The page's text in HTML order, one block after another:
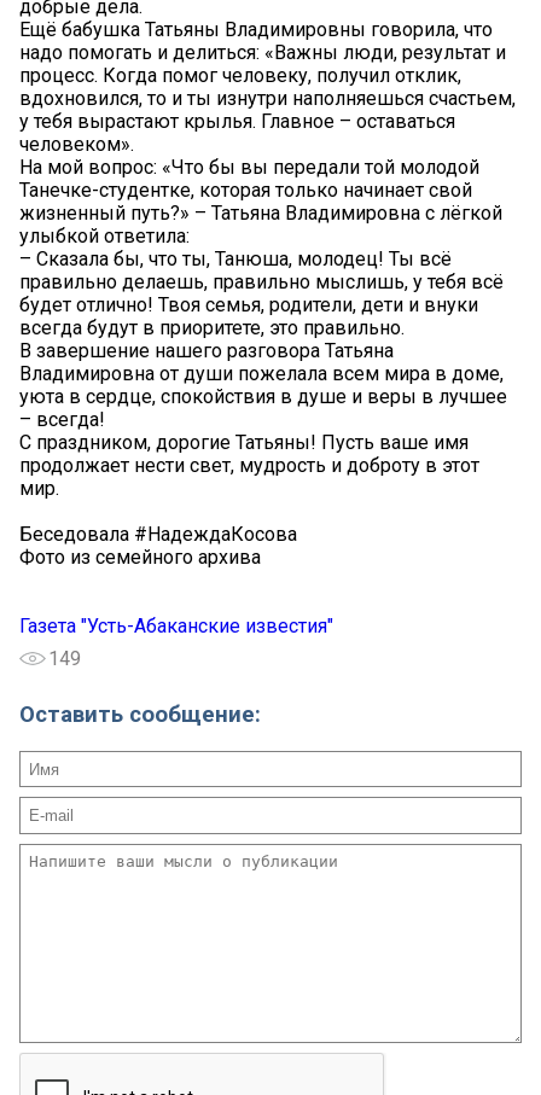
добрые дела.
Ещё бабушка Татьяны Владимировны говорила, что
надо помогать и делиться: «Важны люди, результат и
процесс. Когда помог человеку, получил отклик,
вдохновился, то и ты изнутри наполняешься счастьем,
у тебя вырастают крылья. Главное – оставаться
человеком».
На мой вопрос: «Что бы вы передали той молодой
Танечке-студентке, которая только начинает свой
жизненный путь?» – Татьяна Владимировна с лёгкой
улыбкой ответила:
– Сказала бы, что ты, Танюша, молодец! Ты всё
правильно делаешь, правильно мыслишь, у тебя всё
будет отлично! Твоя семья, родители, дети и внуки
всегда будут в приоритете, это правильно.
В завершение нашего разговора Татьяна
Владимировна от души пожелала всем мира в доме,
уюта в сердце, спокойствия в душе и веры в лучшее
– всегда!
С праздником, дорогие Татьяны! Пусть ваше имя
продолжает нести свет, мудрость и доброту в этот
мир.
Беседовала #НадеждаКосова
Фото из семейного архива
Газета "Усть-Абаканские известия"
149
Оставить сообщение: